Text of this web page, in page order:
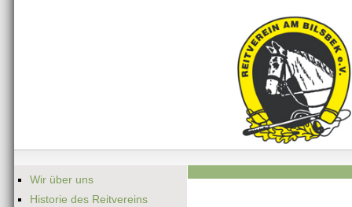
Wir über uns
Historie des Reitvereins